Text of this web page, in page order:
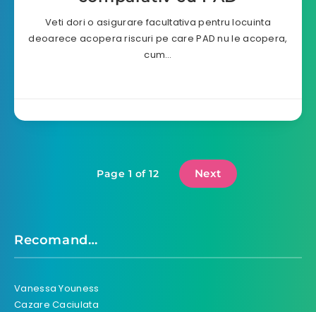
Veti dori o asigurare facultativa pentru locuinta
deoarece acopera riscuri pe care PAD nu le acopera,
cum…
Page 1 of 12 Next
Recomand…
Vanessa Youness
Cazare Caciulata